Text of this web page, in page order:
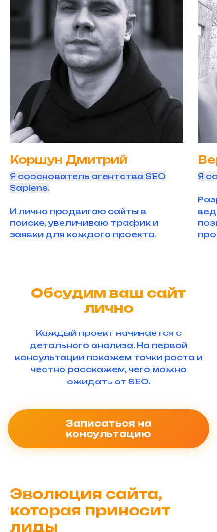
Коршун Дмитрий
Я сооснователь агентства SEO
Sapiens.
И лично продвигаю сайты в
поиске, увеличиваю трафик и
заявки для каждого проекта.
Я
Обсудим ваш сайт
лично
Каждый проект начинается с
детального анализа. На первой
консультации покажем точки роста и
честно расскажем, чего можно
ожидать от SEO.
Записаться на
консультацию
Эволюция сайта,
которая приносит
лиды